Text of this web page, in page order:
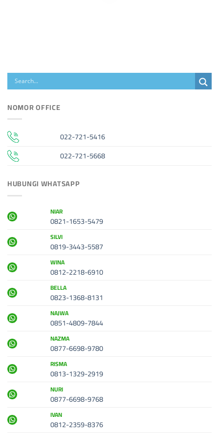
NOMOR OFFICE
022-721-5416
022-721-5668
HUBUNGI WHATSAPP
NIAR
0821-1653-5479
SILVI
0819-3443-5587
WINA
0812-2218-6910
BELLA
0823-1368-8131
NAJWA
0851-4809-7844
NAZMA
0877-6698-9780
RISMA
0813-1329-2919
NURI
0877-6698-9768
IVAN
0812-2359-8376